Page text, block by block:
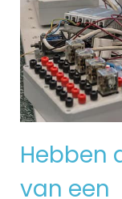
Hebben
van een